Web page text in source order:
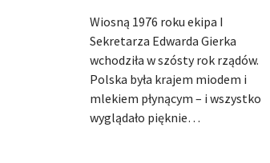
Wiosną 1976 roku ekipa I
Sekretarza Edwarda Gierka
wchodziła w szósty rok rządów.
Polska była krajem miodem i
mlekiem płynącym – i wszystko
wyglądało pięknie…